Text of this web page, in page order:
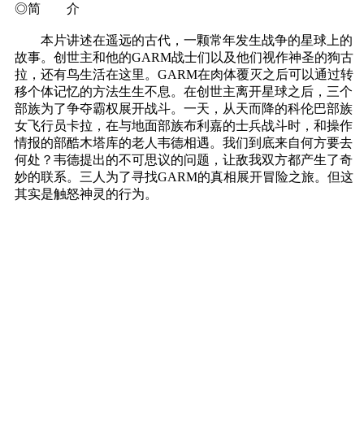
◎简 介
本片讲述在遥远的古代，一颗常年发生战争的星球上的
故事。创世主和他的GARM战士们以及他们视作神圣的狗古
拉，还有鸟生活在这里。GARM在肉体覆灭之后可以通过转
移个体记忆的方法生生不息。在创世主离开星球之后，三个
部族为了争夺霸权展开战斗。一天，从天而降的科伦巴部族
女飞行员卡拉，在与地面部族布利嘉的士兵战斗时，和操作
情报的部酷木塔库的老人韦德相遇。我们到底来自何方要去
何处？韦德提出的不可思议的问题，让敌我双方都产生了奇
妙的联系。三人为了寻找GARM的真相展开冒险之旅。但这
其实是触怒神灵的行为。